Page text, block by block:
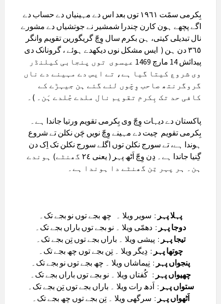
بِکرمی سمًت ١٩٦١ توں بعد اس دے مہینیاں دے حساب دے
اگے پچھے ہون کارن چندرا شمشیر نے جوتشیاں دے مشورے
نال تبدیلی کیتی، ہن بکرم سال وِچّ گریگورین تقویم وانگر
٣٦٥ دن ہن ( ایس مشکل نوں دیکھدے ہوئے ، گرونانک دی
پیدائش 14 مارچ 1469 عیسوی توں پنجابی کیلنڈر
وی شروع کیتا گیا ہے، تے ایس دے مہینے دے ناں
گروگرنتھ صاحب وِچّوں لئے گئے ہن جیہڑے کے
کافی حد تک بِکرم تقویم نال ملدے جُلدے ہَن۔ )۔
بِکرمی تقویم چیت دے مہینے وِچّ نویں چَن نکلن تے شروع
ہوندا ہے، تے سورج نکلن توں اگلے سورج نکلن تک اِک دن
گِنیا جاندا ہے۔ دِن وِچّ اَٹھ پہر ( یعنی ٢٤ گھنٹے) ہوندے
ہن۔ ہر پہر تِن گھنٹے دا ہوندا ہے۔
پہلا پہر : سویر ویلا ۔ چھ بجے توں نو بجے تک۔
دوجا پہر : دھمّی ویلا ۔ نو بجے توں باراں بجے تک۔
تیجا پہر : پیشی ویلا ۔ باراں بجے توں تِن بجے تک۔
چوتھا پہر : دِیگر ویلا ۔ تِن بجے توں چھ بجے تک۔
پنجواں پہر : نِیماشاں ویلا ۔ چھ بجے توں نو بجے تک۔
چھیواں پہر : کُفتاں ویلا ۔ نو بجے توں باراں بجے تک۔
ستواں پہر : اَدھ رات ویلا ۔ باراں بجے توں تِن بجے تک۔
اَٹھواں پہر : سرگھی ویلا ۔ تِن بجے توں چھ بجے تک۔